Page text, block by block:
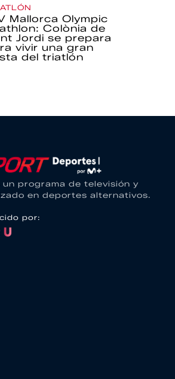
Mallorca Olympic
Colònia de
Jordi se prepara
vivir una gran
del triatlón
un programa de televisión y
en deportes alternativos.
por: